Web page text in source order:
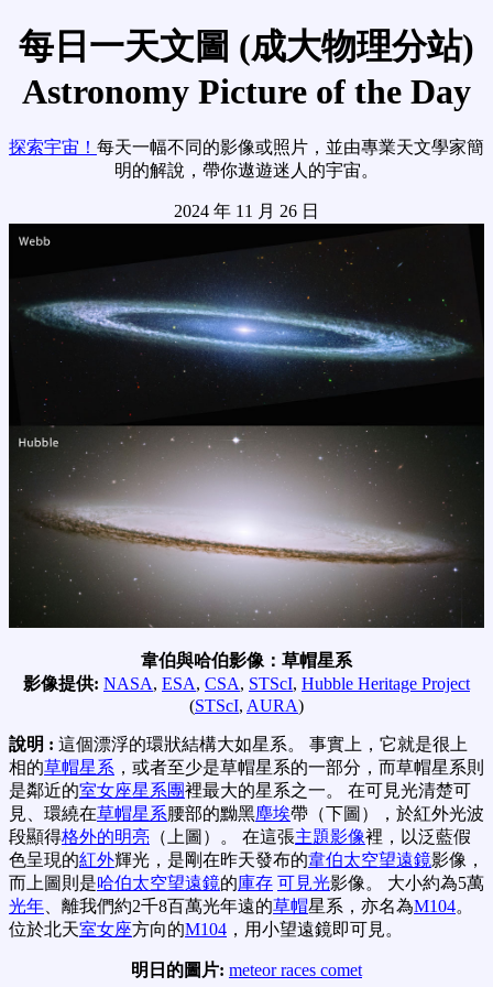
每日一天文圖 (成大物理分站)
Astronomy Picture of the Day
探索宇宙！ 每天一幅不同的影像或照片，並由專業天文學家簡
明的解說，帶你遨遊迷人的宇宙。
2024 年 11 月 26 日
韋伯與哈伯影像：草帽星系
影像提供: NASA, ESA, CSA, STScI, Hubble Heritage Project
(STScI, AURA)
說明 : 這個漂浮的環狀結構大如星系。 事實上，它就是很上
相的草帽星系 ，或者至少是草帽星系的一部分，而草帽星系則
是鄰近的室女座星系團裡最大的星系之一。 在可見光清楚可
見、環繞在草帽星系腰部的黝黑塵埃帶（下圖），於紅外光波
段顯得格外的明亮 （上圖）。 在這張主題影像裡，以泛藍假
色呈現的紅外輝光，是剛在昨天發布的韋伯太空望遠鏡影像，
而上圖則是哈伯太空望遠鏡的庫存 可見光影像。 大小約為5萬
光年 、離我們約2千8百萬光年遠的草帽星系，亦名為M104。
位於北天室女座方向的M104 ，用小望遠鏡即可見。
明日的圖片: meteor races comet